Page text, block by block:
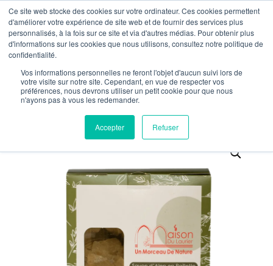
Ce site web stocke des cookies sur votre ordinateur. Ces cookies permettent
d'améliorer votre expérience de site web et de fournir des services plus
personnalisés, à la fois sur ce site et via d'autres médias. Pour obtenir plus
d'informations sur les cookies que nous utilisons, consultez notre politique de
confidentialité.
Vos informations personnelles ne feront l'objet d'aucun suivi lors de
votre visite sur notre site. Cependant, en vue de respecter vos
préférences, nous devrons utiliser un petit cookie pour que nous
n'ayons pas à vous les redemander.
Accepter Refuser
€59 PURCHASE – FREE SHIPPING IN FRANCE FROM
0